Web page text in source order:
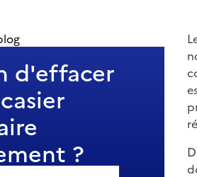
d'effacer
?